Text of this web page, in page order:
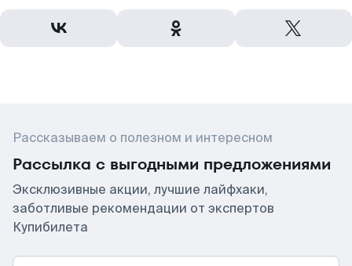
Рассказываем о полезном и интересном
Рассылка с выгодными предложениями
Эксклюзивные акции, лучшие лайфхаки,
заботливые рекомендации от экспертов
Купибилета